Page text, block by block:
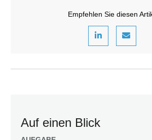
Empfehlen Sie diesen
Auf einen Blick